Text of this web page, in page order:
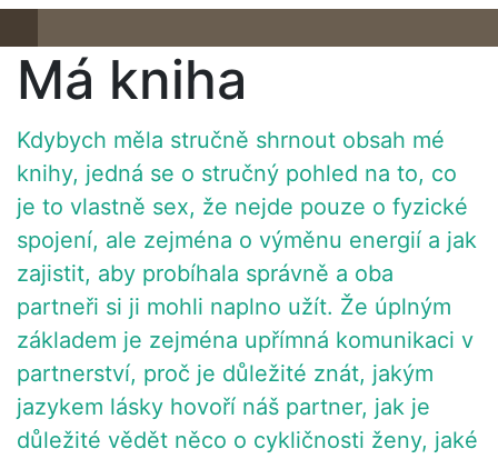
Má kniha
Kdybych měla stručně shrnout obsah mé
knihy, jedná se o stručný pohled na to, co
je to vlastně sex, že nejde pouze o fyzické
spojení, ale zejména o výměnu energií a jak
zajistit, aby probíhala správně a oba
partneři si ji mohli naplno užít. Že úplným
základem je zejména upřímná komunikaci v
partnerství, proč je důležité znát, jakým
jazykem lásky hovoří náš partner, jak je
důležité vědět něco o cykličnosti ženy, jaké